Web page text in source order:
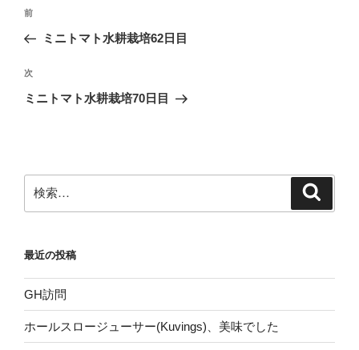
投
ナ
ビ
ゲ
ン
前
の
稿
前
ミニトマト水耕栽培62日目
次
の
次
ミニトマト水耕栽培70日目
索:
最近の投稿
GH訪問
ホールスロージューサー(Kuvings)、美味でした